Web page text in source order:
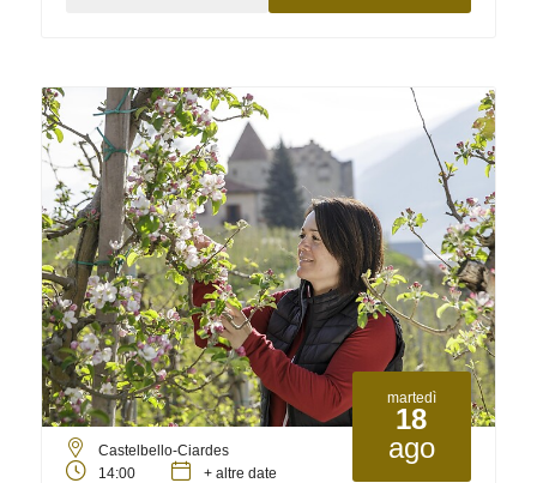
martedì
18
ago
Castelbello-Ciardes
14:00
+ altre date